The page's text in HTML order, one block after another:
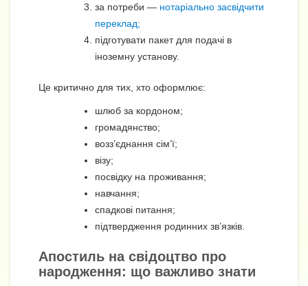
за потреби — нотаріально засвідчити
переклад;
підготувати пакет для подачі в
іноземну установу.
Це критично для тих, хто оформлює:
шлюб за кордоном;
громадянство;
возз’єднання сім’ї;
візу;
посвідку на проживання;
навчання;
спадкові питання;
підтвердження родинних зв’язків.
Апостиль на свідоцтво про
народження: що важливо знати